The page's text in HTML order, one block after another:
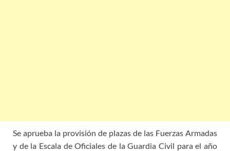
Se aprueba la provisión de plazas de las Fuerzas Armadas
y de la Escala de Oficiales de la Guardia Civil para el año